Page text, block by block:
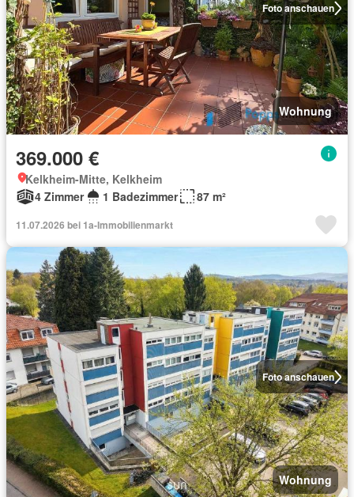
Foto anschauen
Wohnung
369.000 €
Kelkheim-Mitte, Kelkheim
4 Zimmer
1 Badezimmer 87 m²
11.07.2026 bei 1a-Immobilienmarkt
Foto anschauen
Wohnung